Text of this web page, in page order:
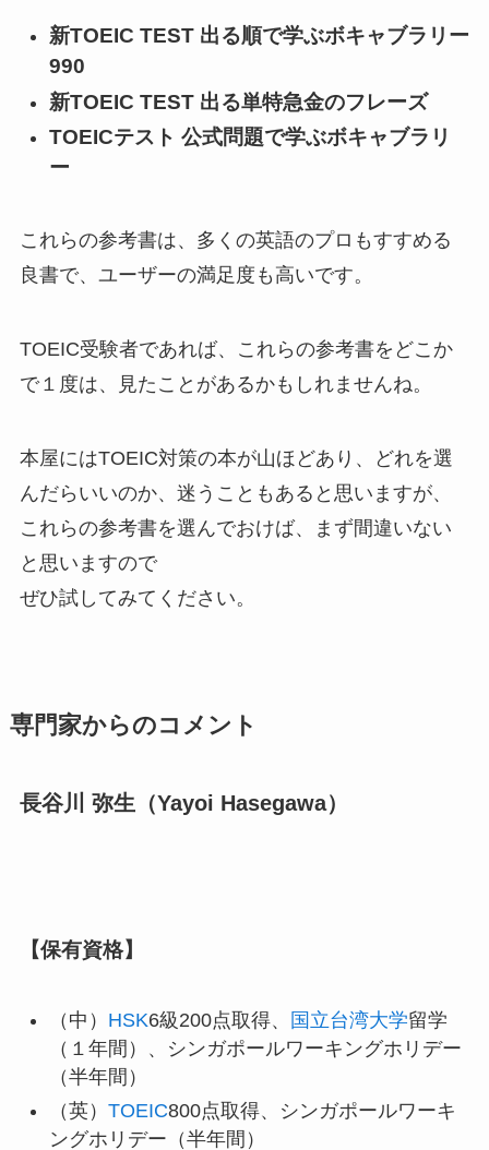
新TOEIC TEST 出る順で学ぶボキャブラリー
990
新TOEIC TEST 出る単特急金のフレーズ
TOEICテスト 公式問題で学ぶボキャブラリ
ー
これらの参考書は、多くの英語のプロもすすめる
良書で、ユーザーの満足度も高いです。
TOEIC受験者であれば、これらの参考書をどこか
で１度は、見たことがあるかもしれませんね。
本屋にはTOEIC対策の本が山ほどあり、どれを選
んだらいいのか、迷うこともあると思いますが、
これらの参考書を選んでおけば、まず間違いない
と思いますので
ぜひ試してみてください。
専門家からのコメント
長谷川 弥生（Yayoi Hasegawa）
【保有資格】
（中） HSK6級200点取得、 国立台湾大学留学
（１年間）、シンガポールワーキングホリデー
（半年間）
（英） TOEIC800点取得、シンガポールワーキ
ングホリデー（半年間）